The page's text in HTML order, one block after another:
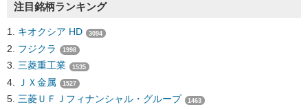
注目銘柄ランキング
キオクシア HD 3094
フジクラ 1998
三菱重工業 1535
ＪＸ金属 1527
三菱ＵＦＪフィナンシャル・グループ 1463